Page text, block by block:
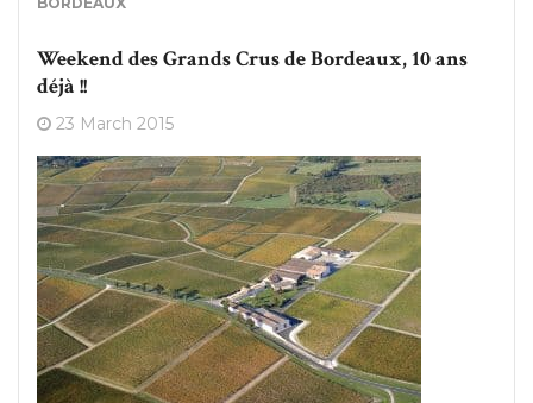
Weekend des Grands Crus de Bordeaux, 10 ans
déjà !!
23 March 2015